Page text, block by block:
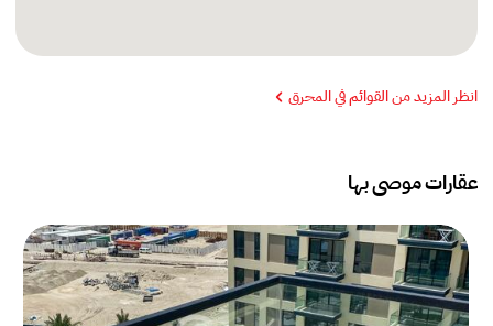
انظر المزيد من القوائم في المحرق
عقارات موصى بها